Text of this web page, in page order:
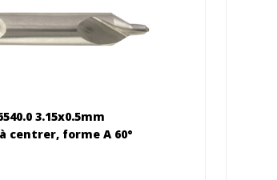
3.15x0.5mm
centrer, forme A 60°